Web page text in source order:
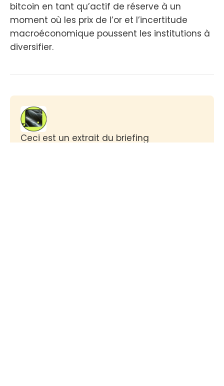
bitcoin en tant qu’actif de réserve à un
moment où les prix de l’or et l’incertitude
macroéconomique poussent les institutions à
diversifier.
Ceci est un extrait du briefing